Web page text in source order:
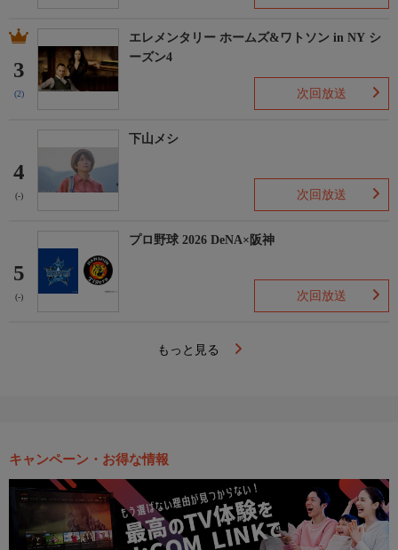
3
(2)
エレメンタリー ホームズ&ワトソン in NY シ
ーズン4
次回放送
4
(-)
下山メシ
次回放送
5
(-)
プロ野球 2026 DeNA×阪神
次回放送
もっと見る
キャンペーン・お得な情報